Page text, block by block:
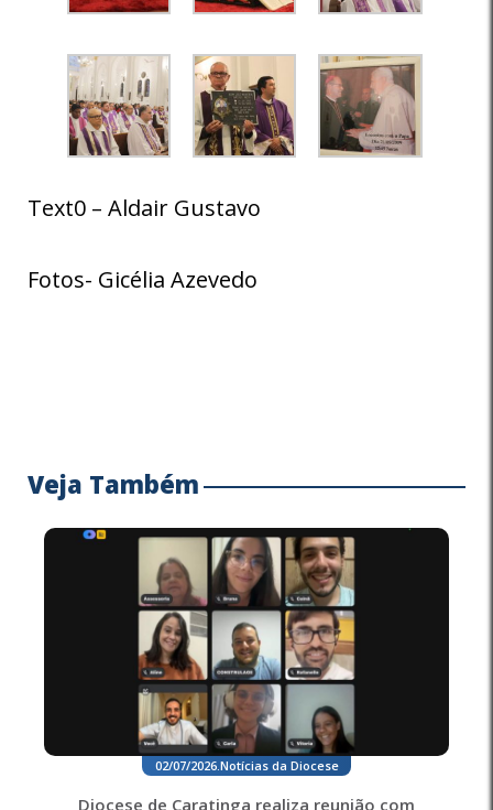
Text0 – Aldair Gustavo
Fotos- Gicélia Azevedo
Veja Também
02/07/2026. Notícias da Diocese
Diocese de Caratinga realiza reunião com